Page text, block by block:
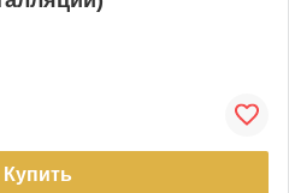
Купить